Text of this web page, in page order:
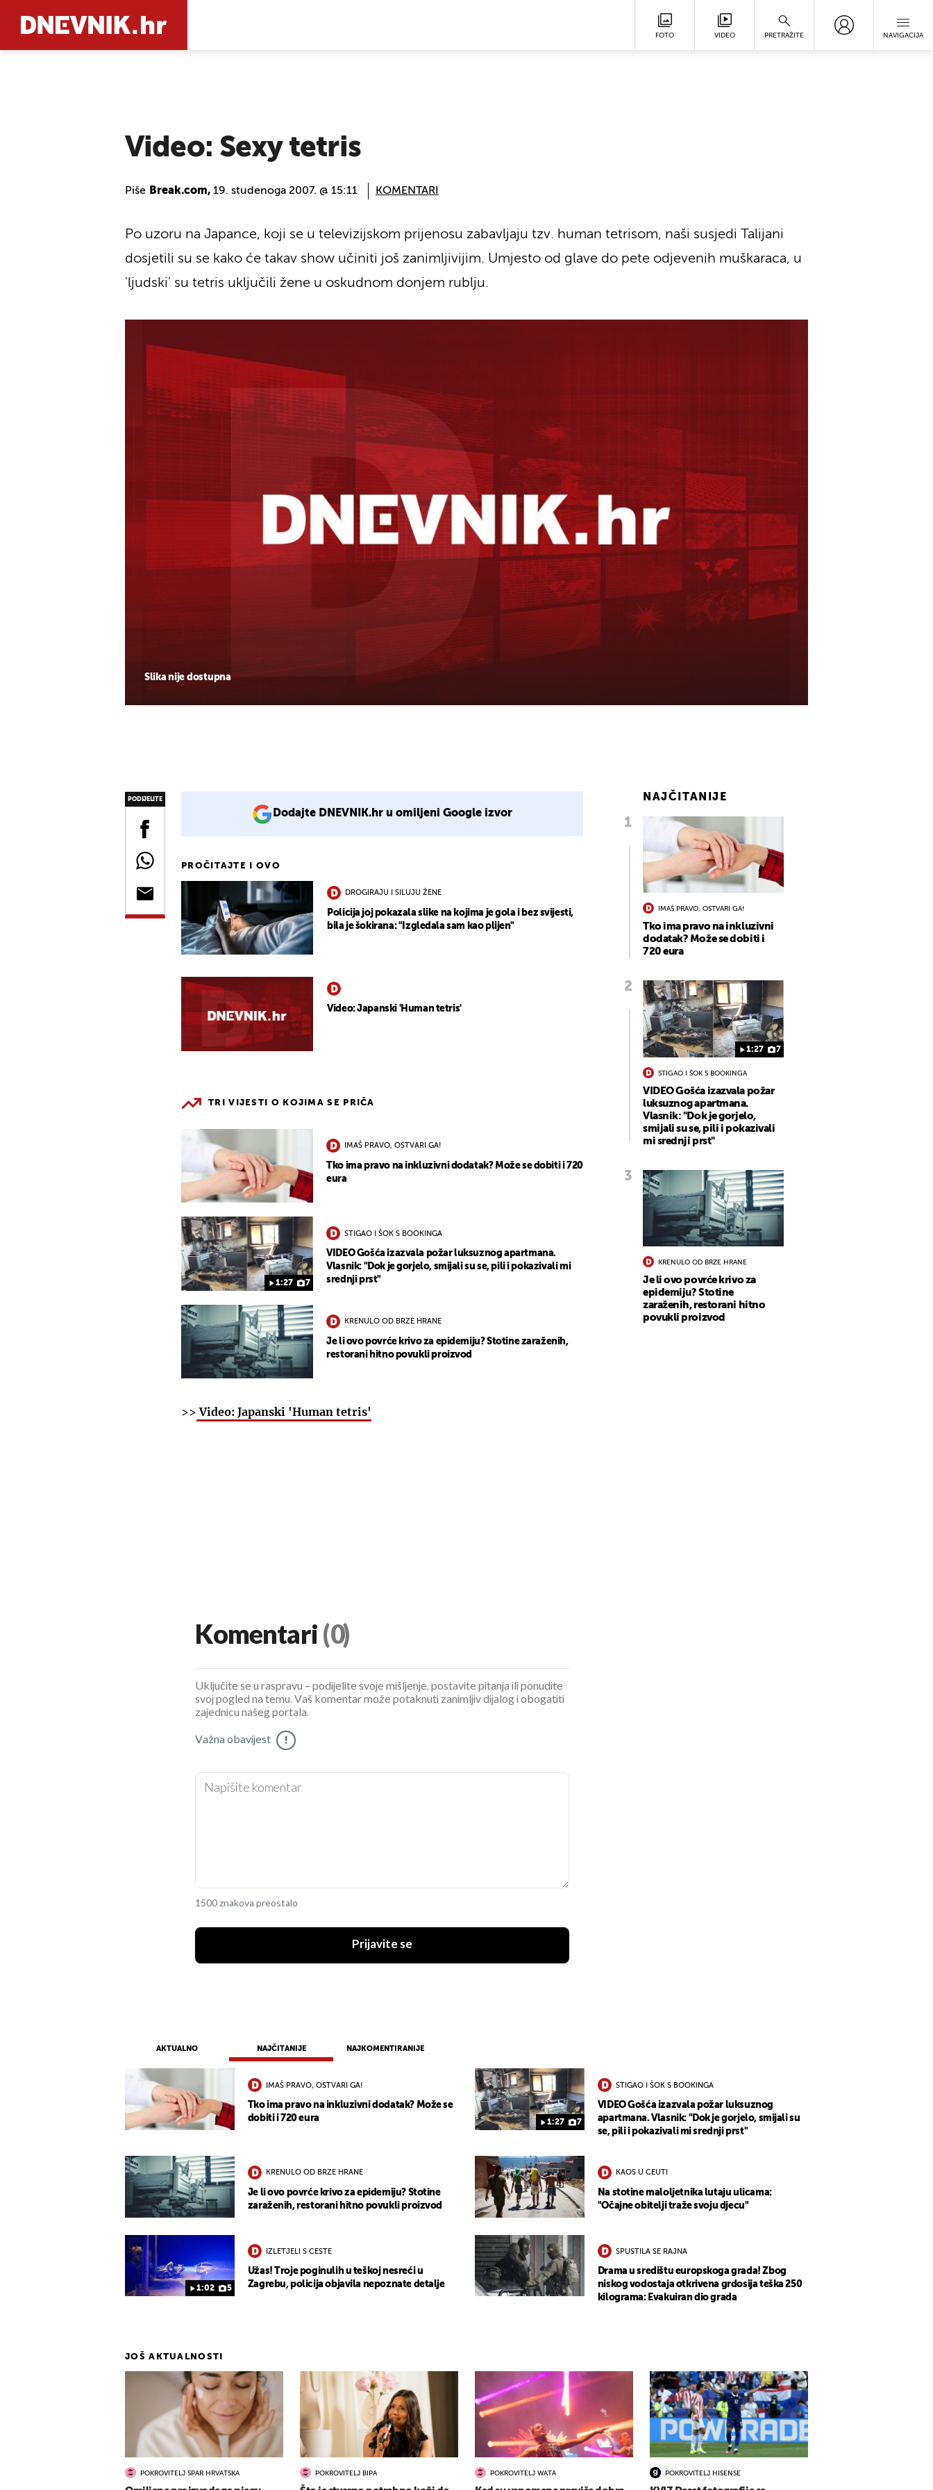
FOTO VIDEO PRETRAŽITE NAVIGACIJA
Video: Sexy tetris
Piše Break.com, 19. studenoga 2007. @ 15:11 KOMENTARI
Slika nije dostupna
Po uzoru na Japance, koji se u televizijskom prijenosu zabavljaju tzv. human tetrisom, naši susjedi Talijani
dosjetili su se kako će takav show učiniti još zanimljivijim. Umjesto od glave do pete odjevenih muškaraca, u
'ljudski' su tetris uključili žene u oskudnom donjem rublju.
PODIJELITE
Dodajte DNEVNIK.hr u omiljeni Google izvor
PROČITAJTE I OVO
DROGIRAJU I SILUJU ŽENE
Policija joj pokazala slike na kojima je gola i bez svijesti,
bila je šokirana: "Izgledala sam kao plijen"
Video: Japanski 'Human tetris'
TRI VIJESTI O KOJIMA SE PRIČA
IMAŠ PRAVO, OSTVARI GA!
Tko ima pravo na inkluzivni dodatak? Može se dobiti i 720
eura
1:27 7
STIGAO I ŠOK S BOOKINGA
VIDEO Gošća izazvala požar luksuznog apartmana.
Vlasnik: "Dok je gorjelo, smijali su se, pili i pokazivali mi
srednji prst"
KRENULO OD BRZE HRANE
Je li ovo povrće krivo za epidemiju? Stotine zaraženih,
restorani hitno povukli proizvod
>> Video: Japanski 'Human tetris'
NAJČITANIJE
IMAŠ PRAVO, OSTVARI GA!
Tko ima pravo na inkluzivni
dodatak? Može se dobiti i
720 eura
1:27 7
STIGAO I ŠOK S BOOKINGA
VIDEO Gošća izazvala požar
luksuznog apartmana.
Vlasnik: "Dok je gorjelo,
smijali su se, pili i pokazivali
mi srednji prst"
KRENULO OD BRZE HRANE
Je li ovo povrće krivo za
epidemiju? Stotine
zaraženih, restorani hitno
povukli proizvod
Komentari (0)
Uključite se u raspravu – podijelite svoje mišljenje, postavite pitanja ili ponudite
svoj pogled na temu. Vaš komentar može potaknuti zanimljiv dijalog i obogatiti
zajednicu našeg portala.
Važna obavijest !
1500 znakova preostalo
Prijavite se
AKTUALNO NAJČITANIJE NAJKOMENTIRANIJE
IMAŠ PRAVO, OSTVARI GA!
Tko ima pravo na inkluzivni dodatak? Može se
dobiti i 720 eura
1:27 7
STIGAO I ŠOK S BOOKINGA
VIDEO Gošća izazvala požar luksuznog
apartmana. Vlasnik: "Dok je gorjelo, smijali su
se, pili i pokazivali mi srednji prst"
KRENULO OD BRZE HRANE
Je li ovo povrće krivo za epidemiju? Stotine
zaraženih, restorani hitno povukli proizvod
KAOS U CEUTI
Na stotine maloljetnika lutaju ulicama:
"Očajne obitelji traže svoju djecu"
1:02 5
IZLETJELI S CESTE
Užas! Troje poginulih u teškoj nesreći u
Zagrebu, policija objavila nepoznate detalje
SPUSTILA SE RAJNA
Drama u središtu europskoga grada! Zbog
niskog vodostaja otkrivena grdosija teška 250
kilograma: Evakuiran dio grada
JOŠ AKTUALNOSTI
POKROVITELJ SPAR HRVATSKA POKROVITELJ BIPA POKROVITELJ WATA POKROVITELJ HISENSE
UKLJUČITE NOTIFIKACIJE